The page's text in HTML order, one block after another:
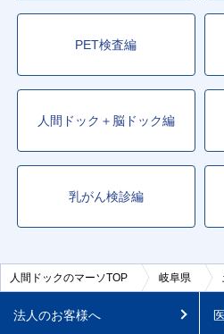
PET検査編
人間ドック＋脳ドック編
乳がん検診編
人間ドックのマーソTOP 岐阜県
法人のお客様へ